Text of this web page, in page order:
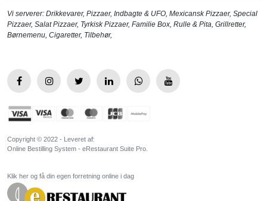
Vi serverer: Drikkevarer, Pizzaer, Indbagte & UFO Mexicansk Pizzaer, Special
Pizzaer, Salat Pizzaer, Tyrkisk Pizzaer, Familie Box Rulle & Pita Grillretter,
Børnemenu Cigaretter, Tilbehør,
Copyright © 2022 - Leveret af:
Online Bestilling System - eRestaurant Suite Pro.
Klik her og få din egen forretning online i dag